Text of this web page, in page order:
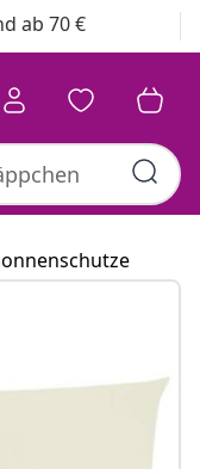
ab 70 €